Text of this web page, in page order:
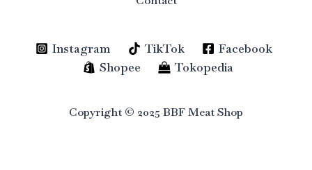
Instagram TikTok
Facebook
Shopee
Tokopedia
Copyright © 2025 BBF Meat Shop